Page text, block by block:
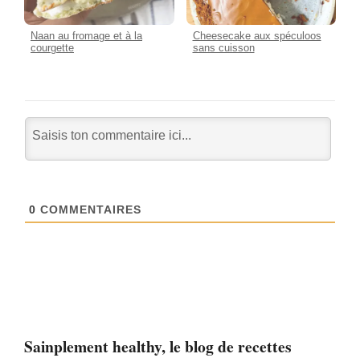
Sainplement healthy, le blog de recettes
Naan au fromage et à la
courgette
Cheesecake aux spéculoos
sans cuisson
0 COMMENTAIRES